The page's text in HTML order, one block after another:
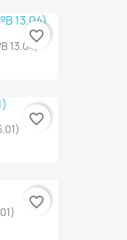
13.04)
favorite_border
favorite_border
favorite_border